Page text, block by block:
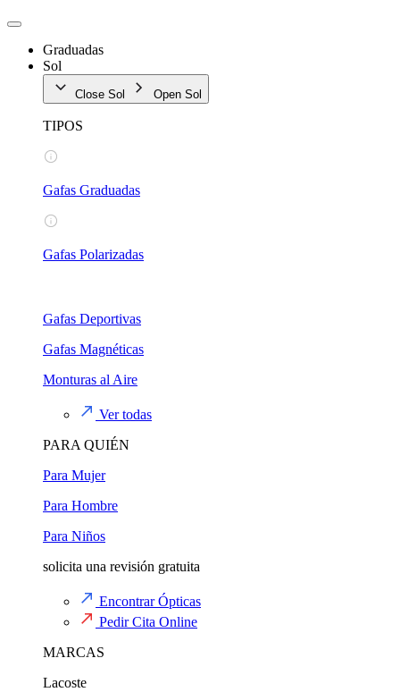
Graduadas
Sol
Close Sol Open Sol
TIPOS
Gafas Graduadas
Gafas Polarizadas
Gafas Deportivas
Gafas Magnéticas
Monturas al Aire
Ver todas
PARA QUIÉN
Para Mujer
Para Hombre
Para Niños
solicita una revisión gratuita
Encontrar Ópticas
Pedir Cita Online
MARCAS
Lacoste